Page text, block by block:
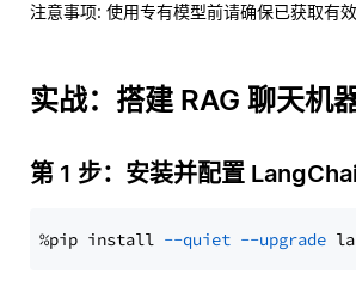
注意事项: 使用专有模型前请确保已获取有效
实战：搭建 RAG 聊天机
第 1 步：安装并配置
%pip install --quiet --upgrade